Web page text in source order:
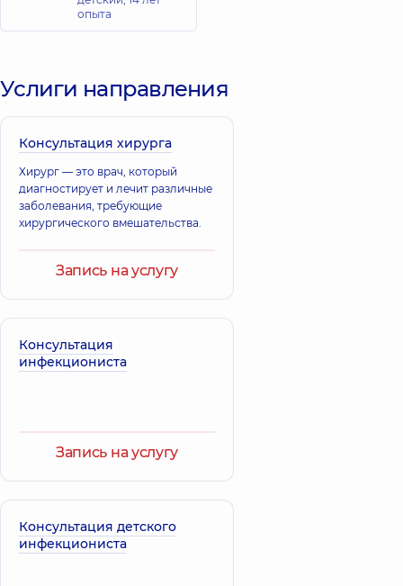
опыта
Услиги направления
Консультация хирурга
Хирург — это врач, который
диагностирует и лечит различные
заболевания, требующие
хирургического вмешательства.
Запись на услугу
Консультация
инфекциониста
Запись на услугу
Консультация детского
инфекциониста